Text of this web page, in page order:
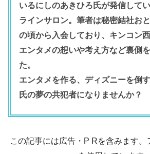
いるにしのあきひろ氏が発信して
ラインサロン。筆者は秘密結社お
の頃から入会しており、キンコン
エンタメの想いや考え方など裏側
た。
エンタメを作る、ディズニーを倒
氏の夢の共犯者になりませんか？
この記事には広告・P Rを含みます